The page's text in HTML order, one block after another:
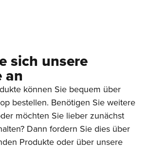
sich unsere
an
können Sie bequem über
bestellen. Benötigen Sie weitere
möchten Sie lieber zunächst
Dann fordern Sie dies über
Produkte oder über unsere